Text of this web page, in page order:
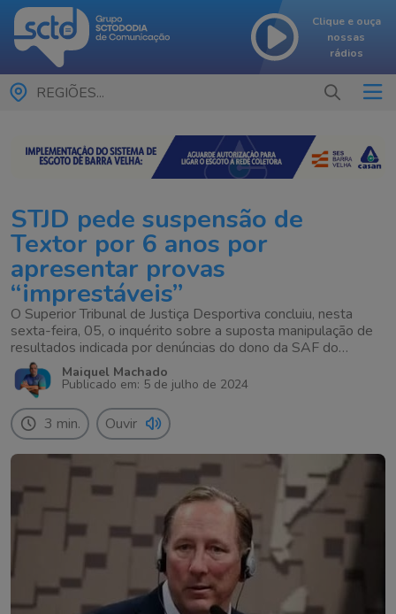
Clique e ouça
nossas
rádios
REGIÕES...
STJD pede suspensão de
Textor por 6 anos por
apresentar provas
“imprestáveis”
O Superior Tribunal de Justiça Desportiva concluiu, nesta
sexta-feira, 05, o inquérito sobre a suposta manipulação de
resultados indicada por denúncias do dono da SAF do
Botafogo, John Textor. O relatório, que conta com mais de 50
páginas, indica como “imprestáveis” as provas apresentadas
pelo empresário norte-americano contra atletas, clubes e
árbitros. O documento foi apresentado pelo auditor […]
Maiquel Machado
Publicado em: 5 de julho de 2024
3 min. Ouvir